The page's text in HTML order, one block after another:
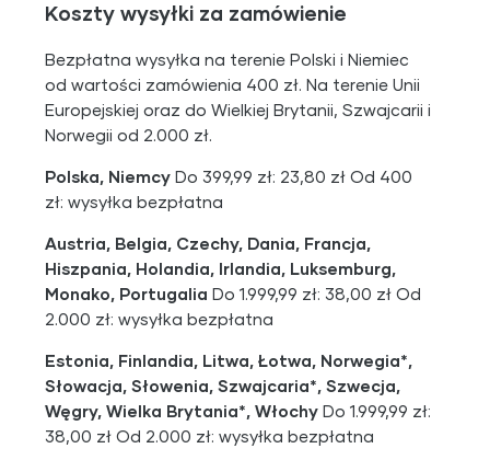
Koszty wysyłki za zamówienie
Bezpłatna wysyłka na terenie Polski i Niemiec
od wartości zamówienia 400 zł. Na terenie Unii
Europejskiej oraz do Wielkiej Brytanii, Szwajcarii i
Norwegii od 2.000 zł.
Polska, Niemcy Do 399,99 zł: 23,80 zł Od 400
zł: wysyłka bezpłatna
Austria, Belgia, Czechy, Dania, Francja,
Hiszpania, Holandia, Irlandia, Luksemburg,
Monako, Portugalia Do 1.999,99 zł: 38,00 zł Od
2.000 zł: wysyłka bezpłatna
Estonia, Finlandia, Litwa, Łotwa, Norwegia*,
Słowacja, Słowenia, Szwajcaria*, Szwecja,
Węgry, Wielka Brytania*, Włochy Do 1.999,99 zł:
38,00 zł Od 2.000 zł: wysyłka bezpłatna